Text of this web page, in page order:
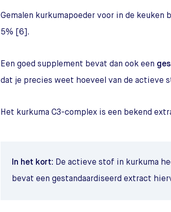
Gemalen kurkumapoeder voor in de
5% [6].
Een goed supplement bevat dan ook een
dat je precies weet hoeveel van de actieve
Het kurkuma C3-complex is een bekend
In het kort: De actieve stof in kurkuma
bevat een gestandaardiseerd extract